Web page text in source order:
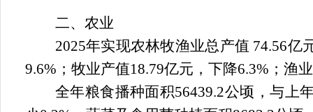
二、农业
2025年实现农林牧渔业总产值 74.56亿
9.6% ；牧业产值18.79亿元，下降6.3% ；渔
全年粮食播种面积56439.2公顷，与上